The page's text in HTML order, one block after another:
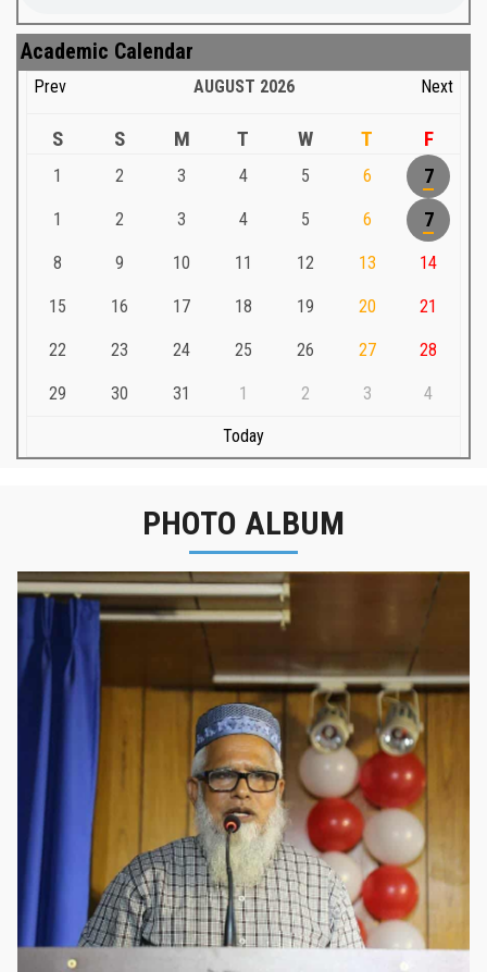
Academic Calendar
Prev AUGUST 2026 Next
S S M T W T F
1 2 3 4 5 6 7
1 2 3 4 5 6 7
8 9 10 11 12 13 14
15 16 17 18 19 20 21
22 23 24 25 26 27 28
29 30 31 1 2 3 4
Today
PHOTO ALBUM
নবীনবরণ - ২০২৫